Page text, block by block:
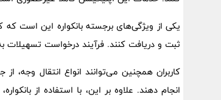
یکی از ویژگی‌های برجسته بانکواره این است که
ثبت و دریافت کنند. فرآیند درخواست تسهیلات
کاربران همچنین می‌توانند انواع انتقال وجه،
انجام دهند. علاوه بر این، با استفاده از